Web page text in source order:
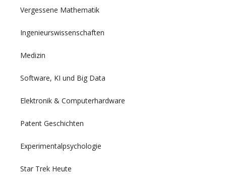
Vergessene Mathematik
Ingenieurswissenschaften
Medizin
Software, KI und Big Data
Elektronik & Computerhardware
Patent Geschichten
Experimentalpsychologie
Star Trek Heute